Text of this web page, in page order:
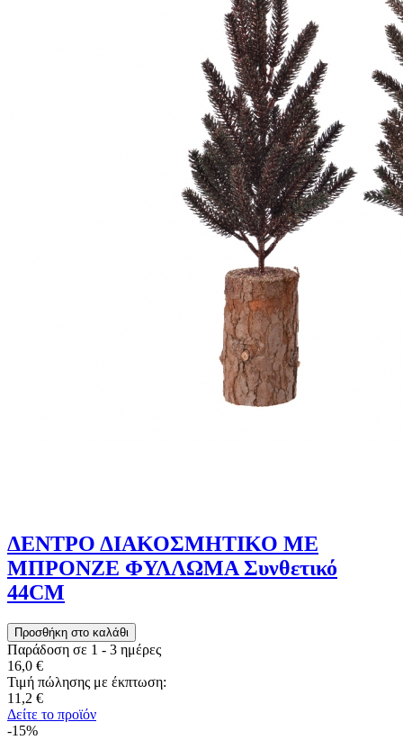
ΔΕΝΤΡΟ ΔΙΑΚΟΣΜΗΤΙΚΟ ΜΕ
ΜΠΡΟΝΖΕ ΦΥΛΛΩΜΑ Συνθετικό
44CM
Παράδοση σε 1 - 3 ημέρες
16,0 €
Τιμή πώλησης με έκπτωση:
11,2 €
Δείτε το προϊόν
-15%